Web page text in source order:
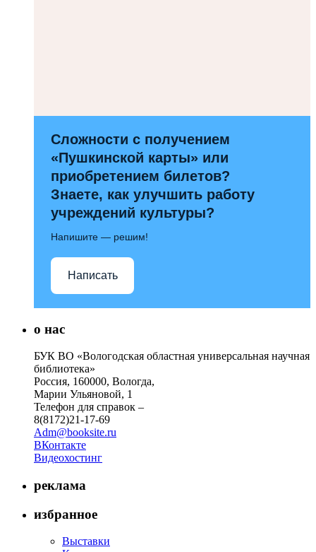
Сложности с получением
«Пушкинской карты» или
приобретением билетов?
Знаете, как улучшить работу
учреждений культуры?
Напишите — решим!
Написать
о нас
БУК ВО «Вологодская областная универсальная научная
библиотека»
Россия, 160000, Вологда,
Марии Ульяновой, 1
Телефон для справок –
8(8172)21-17-69
Adm@booksite.ru
ВКонтакте
Видеохостинг
реклама
избранное
Выставки